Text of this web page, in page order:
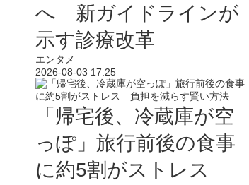
へ 新ガイドラインが
示す診療改革
エンタメ
2026-08-03 17:25
「帰宅後、冷蔵庫が空
っぽ」旅行前後の食事
に約5割がストレス